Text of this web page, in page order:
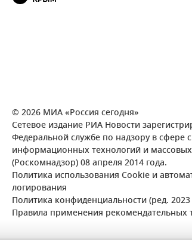
© 2026 МИА «Россия сегодня»
Сетевое издание РИА Новости
Федеральной службе по надзору в сфере
информационных технологий и
(Роскомнадзор) 08 апреля 2014 года.
Политика использования Cookie и
логирования
Политика конфиденциальности (ред. 2023
Правила применения рекомендательных